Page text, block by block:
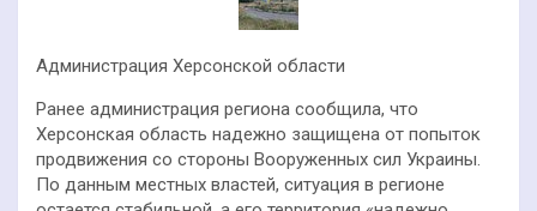
Администрация Херсонской области
Ранее администрация региона сообщила, что
Херсонская область надежно защищена от попыток
продвижения со стороны Вооруженных сил Украины.
По данным местных властей, ситуация в регионе